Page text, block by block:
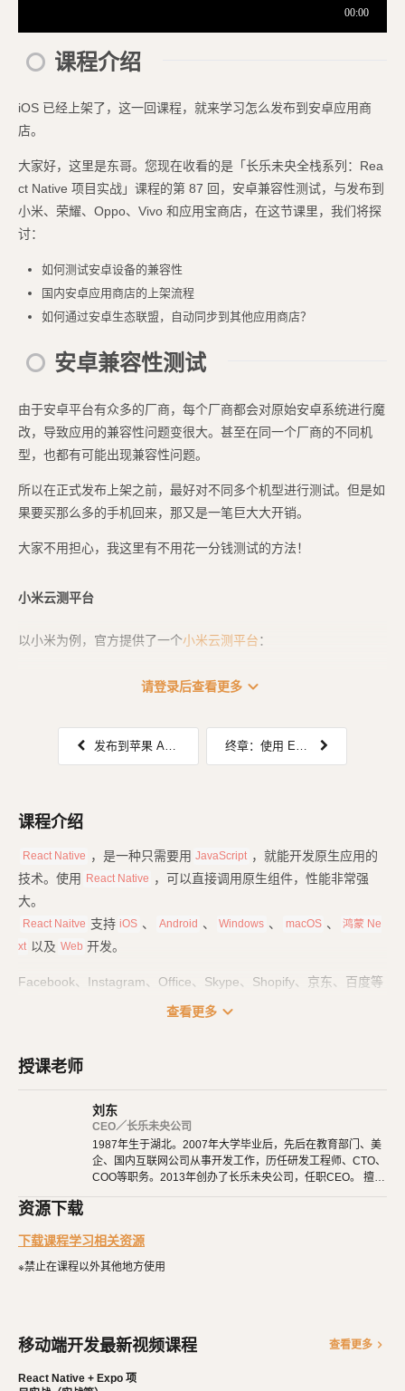
课程介绍
iOS 已经上架了，这一回课程，就来学习怎么发布到安卓应用商
店。
大家好，这里是东哥。您现在收看的是「长乐未央全栈系列：Rea
ct Native 项目实战」课程的第 87 回，安卓兼容性测试，与发布到
小米、荣耀、Oppo、Vivo 和应用宝商店，在这节课里，我们将探
讨：
如何测试安卓设备的兼容性
国内安卓应用商店的上架流程
如何通过安卓生态联盟，自动同步到其他应用商店？
安卓兼容性测试
由于安卓平台有众多的厂商，每个厂商都会对原始安卓系统进行魔
改，导致应用的兼容性问题变很大。甚至在同一个厂商的不同机
型，也都有可能出现兼容性问题。
所以在正式发布上架之前，最好对不同多个机型进行测试。但是如
果要买那么多的手机回来，那又是一笔巨大大开销。
大家不用担心，我这里有不用花一分钱测试的方法！
小米云测平台
以小米为例，官方提供了一个小米云测平台：
请登录后查看更多 expand_more
课程介绍
React Native ，是一种只需要用 JavaScript ，就能开发原生应用的
技术。使用
React Native ，可以直接调用原生组件，性能非常强
大。
React Naitve 支持 iOS 、 Android 、 Windows 、 macOS 、
鸿蒙 Ne
xt 以及 Web 开发。
Facebook、Instagram、Office、Skype、Shopify、京东、百度等
大量知名应用，也都使用了 React Native
基础篇：里面是
：项目都是由多个页面组成的，它们之间互相跳转、参数传
递、路由和 TabBar 的配置，都在这里学习。
：打好基础后，就要开始项目实战了。我们从零开始，一点
发布篇：最后，在开发完成后，终于可以发布到应用商店了，让大
家都羡慕你的成就。
查看更多 expand_more
授课老师
刘东
CEO／长乐未央公司
1987年生于湖北。2007年大学毕业后，先后在教育部门、美
企、国内互联网公司从事开发工作，历任研发工程师、CTO、
COO等职务。2013年创办了长乐未央公司，任职CEO。 擅长
发iOS、Android原生App。 对编程、AI和机器人都有深厚的
兴趣，觉得做开发非常快乐，能创造梦想中的产品是一件非常
有幸福感的事情。喜爱阅读，尤其是历史相关的书籍。喜欢音
资源下载
下载课程学习相关资源
※禁止在课程以外其他地方使用
移动端开发最新视频课程 查看更多 chevron_right
React Native + Expo 项